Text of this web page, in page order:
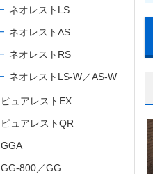
ネオレストLS
ネオレストAS
ネオレストRS
ネオレストLS-W／AS-W
ピュアレストEX
ピュアレストQR
GGA
GG-800／GG